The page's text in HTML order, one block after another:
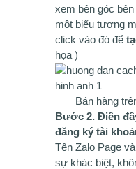
xem bên góc
một biểu tượng
click vào đó để
họa )
Bán hàng
Bước 2. Điền
đăng ký tài
Tên Zalo Page
sự khác biệt,